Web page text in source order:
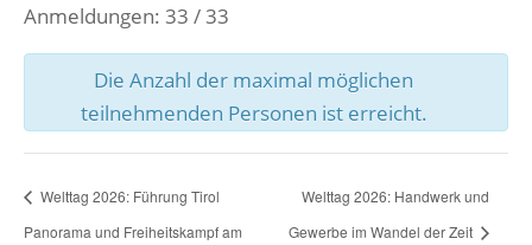
Anmeldungen: 33 / 33
Die Anzahl der maximal möglichen
teilnehmenden Personen ist erreicht.
Welttag 2026: Führung Tirol
Panorama und Freiheitskampf am
Welttag 2026: Handwerk und
Gewerbe im Wandel der Zeit